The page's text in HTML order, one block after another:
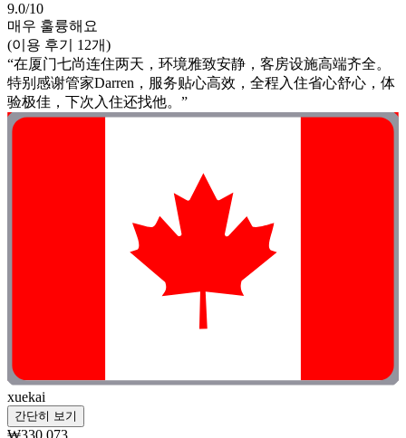
9.0/10
매우 훌륭해요
(이용 후기 12개)
“在厦门七尚连住两天，环境雅致安静，客房设施高端齐全。
特别感谢管家Darren，服务贴心高效，全程入住省心舒心，体
验极佳，下次入住还找他。”
xuekai
간단히 보기